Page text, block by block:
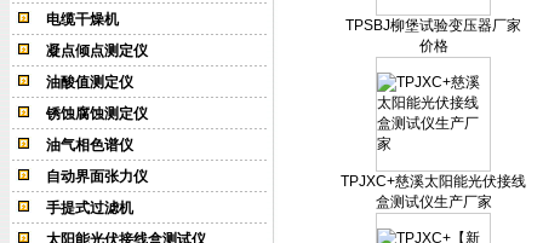
电缆干燥机
凝点倾点测定仪
油酸值测定仪
锈蚀腐蚀测定仪
油气相色谱仪
自动界面张力仪
手提式过滤机
太阳能光伏接线盒测试仪
TPSBJ柳堡试验变压器厂家
价格
TPJXC+慈溪太阳能光伏接线
盒测试仪生产厂家